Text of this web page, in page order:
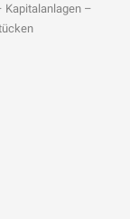
Kapitalanlagen –